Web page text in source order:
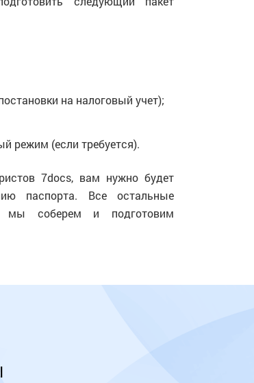
на налоговый учет);
режим (если требуется).
7docs, вам нужно будет
паспорта. Все остальные
мы соберем и подготовим